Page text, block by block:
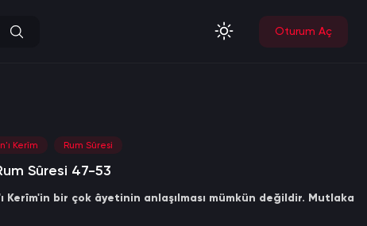
Oturum Aç
Kerîm Rum Sûresi
Sûresi 47-53
Kerîm'in bir çok âyetinin anlaşılması mümkün değildir. Mutlaka